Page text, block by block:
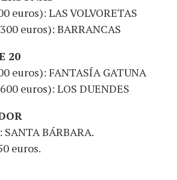
euros): LAS VOLVORETAS
euros): BARRANCAS
20
euros): FANTASÍA GATUNA
euros): LOS DUENDES
BÁRBARA.
euros.